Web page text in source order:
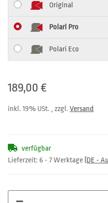
Original
Polari Pro
Polari Eco
189,00 €
inkl. 19% USt. , zzgl. Versand
verfügbar
Lieferzeit: 6 - 7 Werktage (DE -